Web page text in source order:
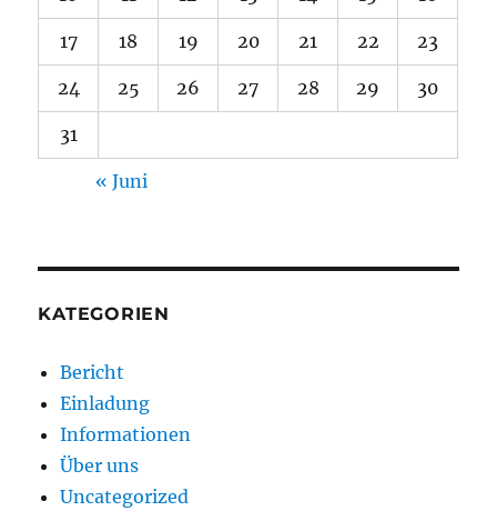
17 18 19 20 21 22 23
24 25 26 27 28 29 30
31
« Juni
KATEGORIEN
Bericht
Einladung
Informationen
Über uns
Uncategorized